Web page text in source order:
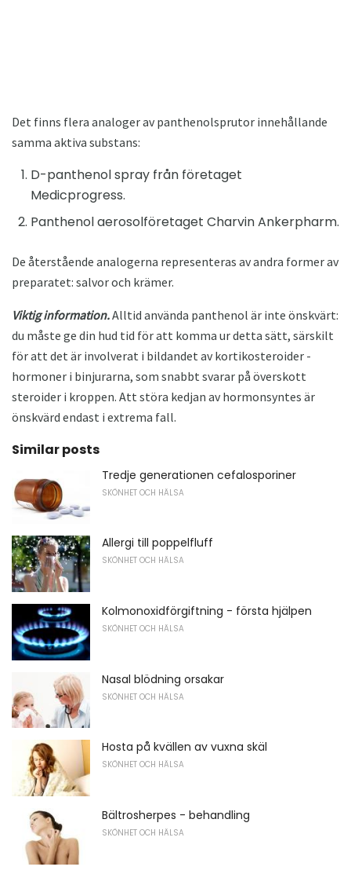
Det finns flera analoger av panthenolsprutor innehållande
samma aktiva substans:
D-panthenol spray från företaget
Medicprogress.
Panthenol aerosolföretaget Charvin Ankerpharm.
De återstående analogerna representeras av andra former av
preparatet: salvor och krämer.
Viktig information.Alltid använda panthenol är inte önskvärt:
du måste ge din hud tid för att komma ur detta sätt, särskilt
för att det är involverat i bildandet av kortikosteroider -
hormoner i binjurarna, som snabbt svarar på överskott
steroider i kroppen. Att störa kedjan av hormonsyntes är
önskvärd endast i extrema fall.
Similar posts
Tredje generationen cefalosporiner
SKÖNHET OCH HÄLSA
Allergi till poppelfluff
SKÖNHET OCH HÄLSA
Kolmonoxidförgiftning - första hjälpen
SKÖNHET OCH HÄLSA
Nasal blödning orsakar
SKÖNHET OCH HÄLSA
Hosta på kvällen av vuxna skäl
SKÖNHET OCH HÄLSA
Bältrosherpes - behandling
SKÖNHET OCH HÄLSA